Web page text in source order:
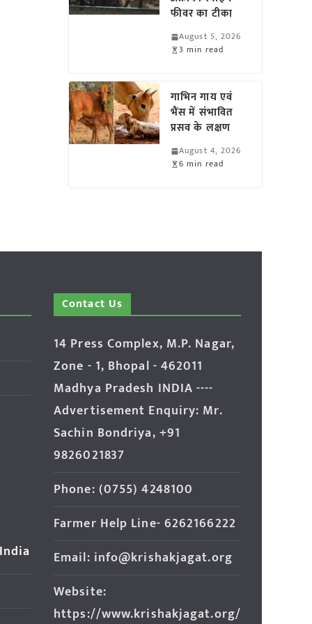
फीवर का टीका
August 5, 2026
3 min read
गाभिन गाय एवं
भैंस में संभावित
प्रसव के लक्षण
August 4, 2026
6 min read
Contact Us
14 Press Complex, M.P. Nagar,
Zone - 1, Bhopal - 462011
Madhya Pradesh INDIA ----
Advertisement Enquiry: Mr.
Sachin Bondriya, +91
9826021837
Phone: (0755) 4248100
Farmer Help Line- 6262166222
Email: info@krishakjagat.org
Website:
https://www.krishakjagat.org/